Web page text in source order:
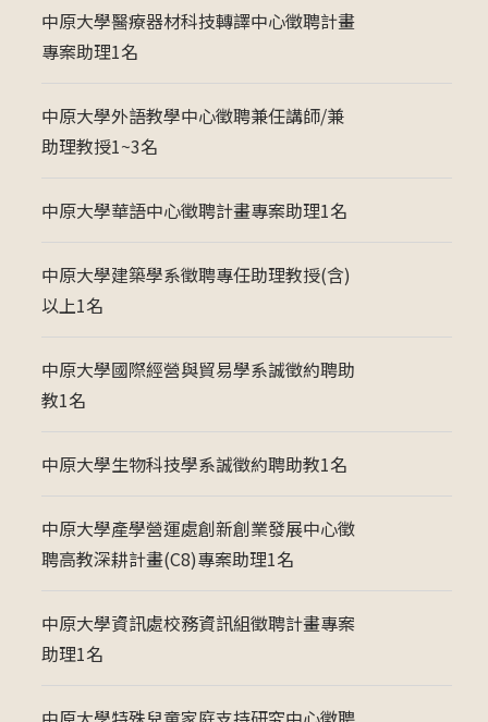
中原大學醫療器材科技轉譯中心徵聘計畫
專案助理1名
中原大學外語教學中心徵聘兼任講師/兼
助理教授1~3名
中原大學華語中心徵聘計畫專案助理1名
中原大學建築學系徵聘專任助理教授(含)
以上1名
中原大學國際經營與貿易學系誠徵約聘助
教1名
中原大學生物科技學系誠徵約聘助教1名
中原大學產學營運處創新創業發展中心徵
聘高教深耕計畫(C8)專案助理1名
中原大學資訊處校務資訊組徵聘計畫專案
助理1名